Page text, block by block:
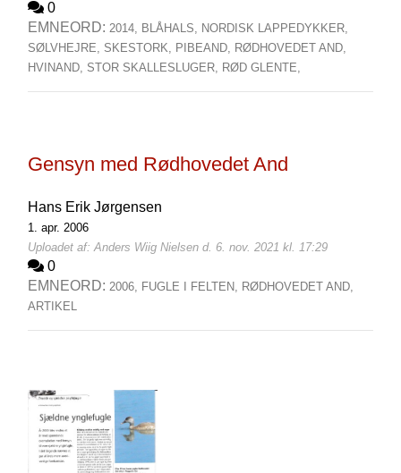
0
EMNEORD: 2014, BLÅHALS, NORDISK LAPPEDYKKER,
SØLVHEJRE, SKESTORK, PIBEAND, RØDHOVEDET AND,
HVINAND, STOR SKALLESLUGER, RØD GLENTE,
Gensyn med Rødhovedet And
Hans Erik Jørgensen
1. apr. 2006
Uploadet af: Anders Wiig Nielsen d. 6. nov. 2021 kl. 17:29
0
EMNEORD: 2006, FUGLE I FELTEN, RØDHOVEDET AND,
ARTIKEL